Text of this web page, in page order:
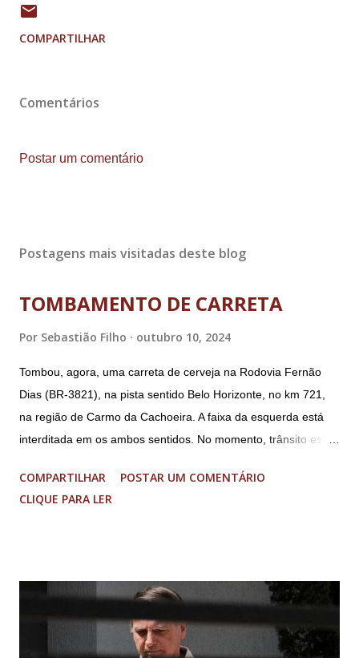
COMPARTILHAR
Comentários
Postar um comentário
Postagens mais visitadas deste blog
TOMBAMENTO DE CARRETA
Por Sebastião Filho outubro 10, 2024
Tombou, agora, uma carreta de cerveja na Rodovia Fernão
Dias (BR-3821), na pista sentido Belo Horizonte, no km 721,
na região de Carmo da Cachoeira. A faixa da esquerda está
interditada em os ambos sentidos. No momento, trânsito está
Imagens @transitofernaodias *Por Sebastião Filho
COMPARTILHAR
POSTAR UM COMENTÁRIO
CLIQUE PARA LER